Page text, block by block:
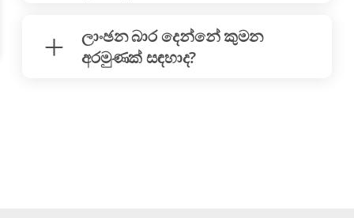
ලාංඡන බාර දෙන්නේ කුමන
අරමුණක් සඳහාද?